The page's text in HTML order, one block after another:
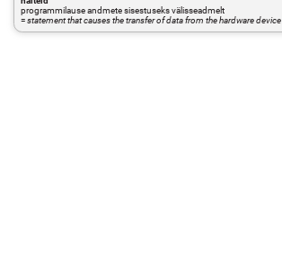
programmilause andmete sisestuseks välisseadmelt
=statement that causes the transfer of data from the hardware device